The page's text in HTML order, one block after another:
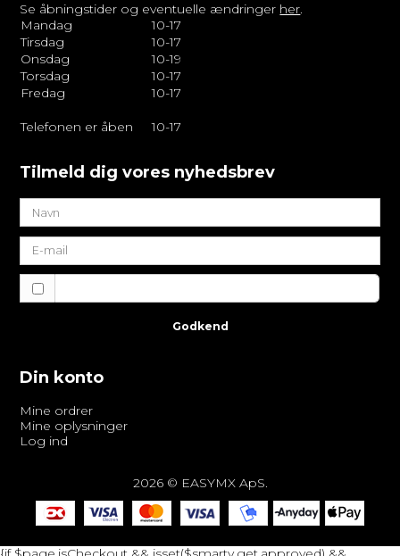
Se åbningstider og eventuelle ændringer her.
Mandag
10-17
Tirsdag
10-17
Onsdag
10-19
Torsdag
10-17
Fredag
10-17
Telefonen er åben 10-17
Tilmeld dig vores nyhedsbrev
Godkend
Din konto
Mine ordrer
Mine oplysninger
Log ind
2026 © EASYMX ApS.